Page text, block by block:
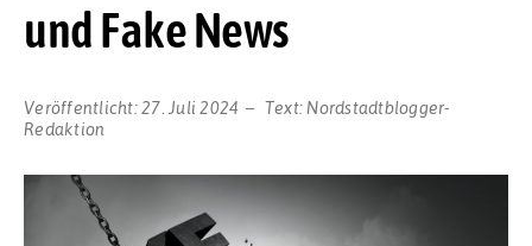
und Fake News
Veröffentlicht:27. Juli 2024 Text: Nordstadtblogger-
Redaktion